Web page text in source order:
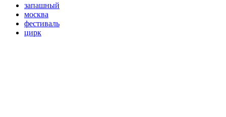
запашный
москва
фестиваль
цирк